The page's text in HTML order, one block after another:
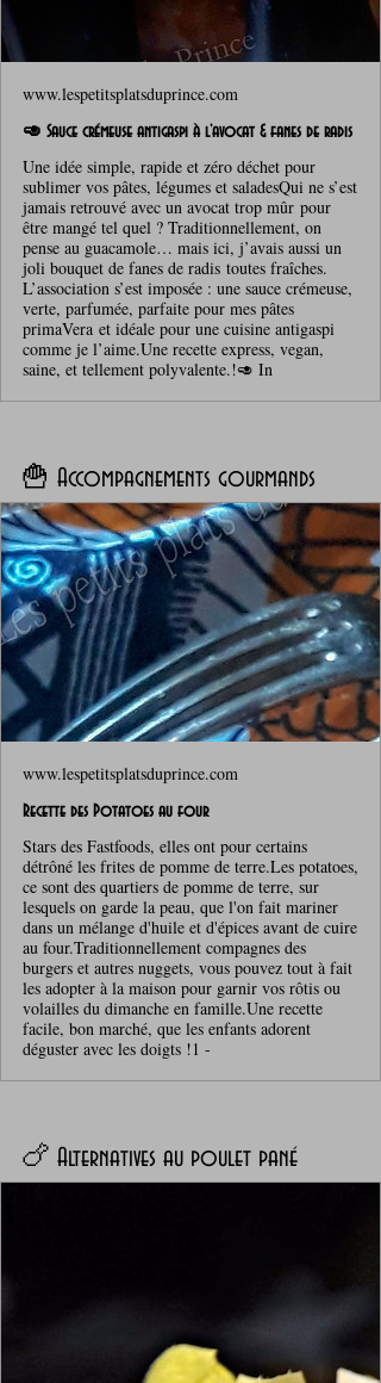
www.lespetitsplatsduprince.com
🥑 Sauce crémeuse antigaspi à l’avocat & fanes de radis
Une idée simple, rapide et zéro déchet pour
sublimer vos pâtes, légumes et saladesQui ne s’est
jamais retrouvé avec un avocat trop mûr pour
être mangé tel quel ? Traditionnellement, on
pense au guacamole… mais ici, j’avais aussi un
joli bouquet de fanes de radis toutes fraîches.
L’association s’est imposée : une sauce crémeuse,
verte, parfumée, parfaite pour mes pâtes
primaVera et idéale pour une cuisine antigaspi
comme je l’aime.Une recette express, vegan,
saine, et tellement polyvalente.!🥑 In
🍟 Accompagnements gourmands
www.lespetitsplatsduprince.com
Recette des Potatoes au four
Stars des Fastfoods, elles ont pour certains
détrôné les frites de pomme de terre.Les potatoes,
ce sont des quartiers de pomme de terre, sur
lesquels on garde la peau, que l'on fait mariner
dans un mélange d'huile et d'épices avant de cuire
au four.Traditionnellement compagnes des
burgers et autres nuggets, vous pouvez tout à fait
les adopter à la maison pour garnir vos rôtis ou
volailles du dimanche en famille.Une recette
facile, bon marché, que les enfants adorent
déguster avec les doigts !1 -
🍗 Alternatives au poulet pané